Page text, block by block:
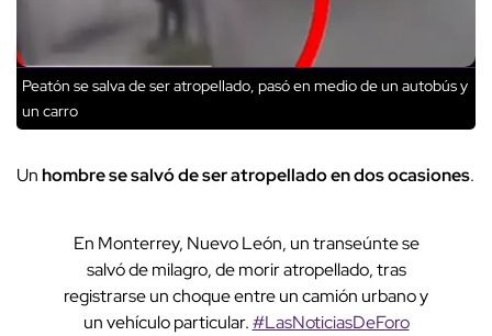
Peatón se salva de ser atropellado, pasó en medio de un autobús y
un carro
Unhombre se salvó de ser atropellado en dos ocasiones.
En Monterrey, Nuevo León, un transeúnte se
salvó de milagro, de morir atropellado, tras
registrarse un choque entre un camión urbano y
un vehículo particular.#LasNoticiasDeForo